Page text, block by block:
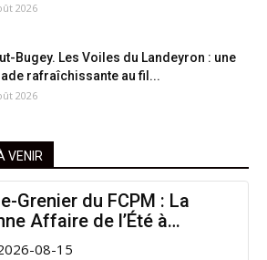
2026
Bugey. Les Voiles du Landeyron : une
rafraîchissante au fil...
2026
VENIR
Grenier du FCPM : La
Affaire de l’Été à
!
08-15